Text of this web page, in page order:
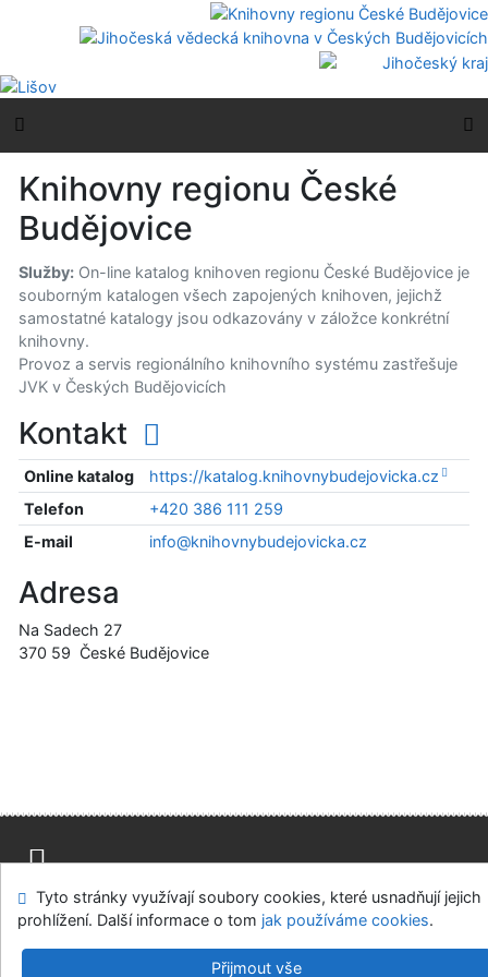
Přejít na menu
Knihovny regionu České
Budějovice
Služby: On-line katalog knihoven regionu České Budějovice je
souborným katalogen všech zapojených knihoven, jejichž
samostatné katalogy jsou odkazovány v záložce konkrétní
knihovny.
Provoz a servis regionálního knihovního systému zastřešuje
JVK v Českých Budějovicích
Kontakt
Online katalog
https://katalog.knihovnybudejovicka.cz
Telefon
+420 386 111 259
E-mail
info@knihovnybudejovicka.cz
Adresa
Na Sadech 27
370 59 České Budějovice
Napište nám Mapa stránek Přístupnost
Soukromí
Nastavení cookies
Tyto stránky využívají soubory cookies, které usnadňují jejich
prohlížení. Další informace o tom jak používáme cookies.
Přijmout vše